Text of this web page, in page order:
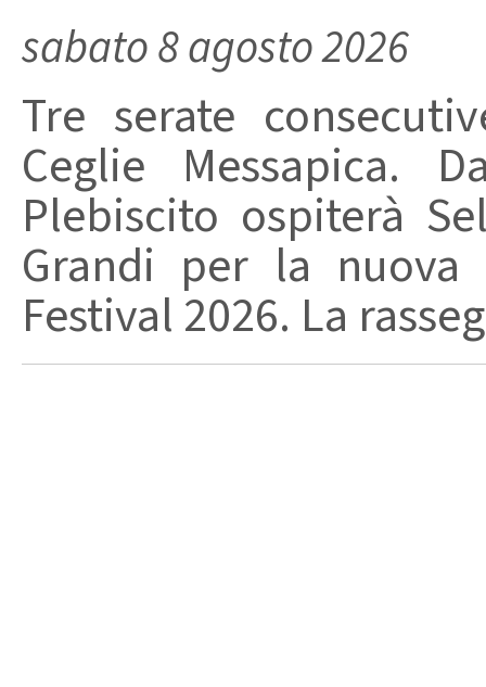
sabato 8 agosto 2026
Tre serate
Ceglie Messapica.
Plebiscito ospiterà
Grandi per la
Festival 2026. La